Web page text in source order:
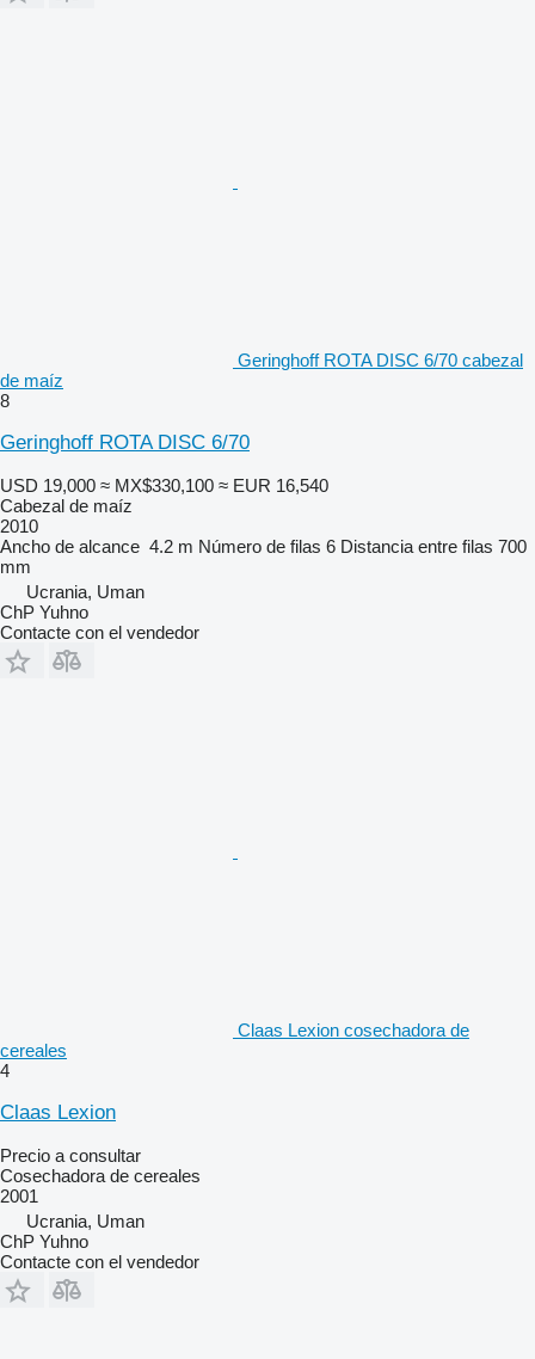
Geringhoff ROTA DISC 6/70 cabezal
de maíz
8
Geringhoff ROTA DISC 6/70
USD 19,000 ≈ MX$330,100 ≈ EUR 16,540
Cabezal de maíz
2010
Ancho de alcance 4.2 m Número de filas 6 Distancia entre filas 700
mm
Ucrania, Uman
ChP Yuhno
Contacte con el vendedor
Claas Lexion cosechadora de
cereales
4
Claas Lexion
Precio a consultar
Cosechadora de cereales
2001
Ucrania, Uman
ChP Yuhno
Contacte con el vendedor